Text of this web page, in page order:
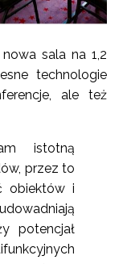
sala na 1,2
technologie
ale też
istotną
przez to
obiektów i
potencjał